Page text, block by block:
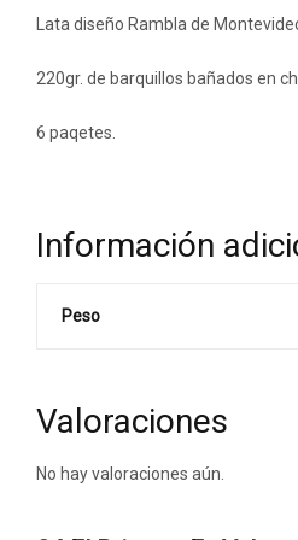
Lata diseño Rambla de
220gr. de barquillos bañados en
6 paqetes.
Información
Peso
Valoraciones
No hay valoraciones aún.